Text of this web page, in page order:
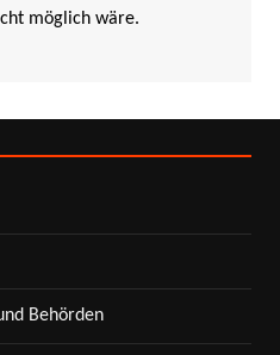
möglich wäre.
Behörden